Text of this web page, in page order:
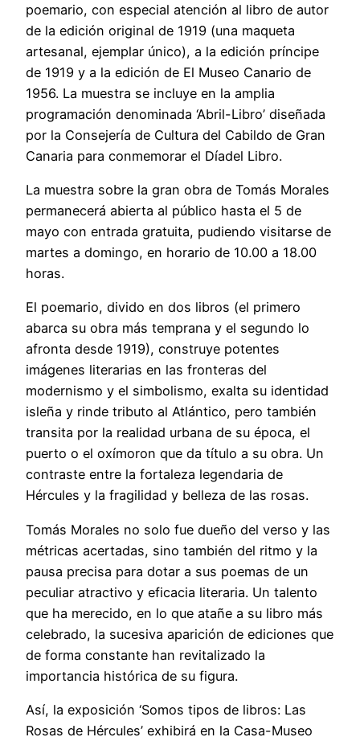
poemario, con especial atención al libro de autor
de la edición original de 1919 (una maqueta
artesanal, ejemplar único), a la edición príncipe
de 1919 y a la edición de El Museo Canario de
1956. La muestra se incluye en la amplia
programación denominada ‘Abril-Libro’ diseñada
por la Consejería de Cultura del Cabildo de Gran
Canaria para conmemorar el Díadel Libro.
La muestra sobre la gran obra de Tomás Morales
permanecerá abierta al público hasta el 5 de
mayo con entrada gratuita, pudiendo visitarse de
martes a domingo, en horario de 10.00 a 18.00
horas.
El poemario, divido en dos libros (el primero
abarca su obra más temprana y el segundo lo
afronta desde 1919), construye potentes
imágenes literarias en las fronteras del
modernismo y el simbolismo, exalta su identidad
isleña y rinde tributo al Atlántico, pero también
transita por la realidad urbana de su época, el
puerto o el oxímoron que da título a su obra. Un
contraste entre la fortaleza legendaria de
Hércules y la fragilidad y belleza de las rosas.
Tomás Morales no solo fue dueño del verso y las
métricas acertadas, sino también del ritmo y la
pausa precisa para dotar a sus poemas de un
peculiar atractivo y eficacia literaria. Un talento
que ha merecido, en lo que atañe a su libro más
celebrado, la sucesiva aparición de ediciones que
de forma constante han revitalizado la
importancia histórica de su figura.
Así, la exposición ‘Somos tipos de libros: Las
Rosas de Hércules’ exhibirá en la Casa-Museo